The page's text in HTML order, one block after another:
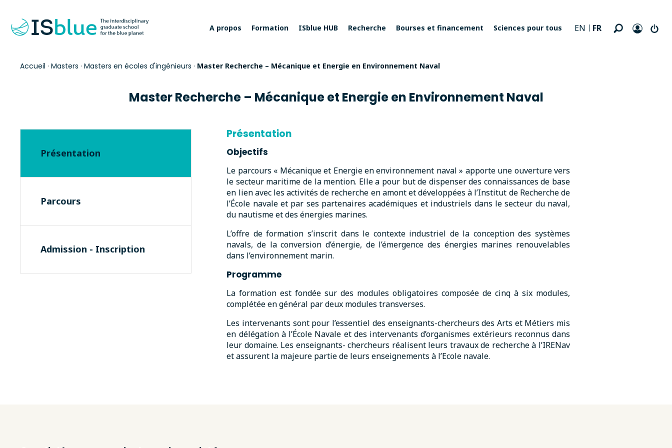
A propos Formation ISblue HUB Recherche Bourses et financement Sciences pour tous EN FR
Accueil · Masters · Masters en écoles d'ingénieurs · Master Recherche – Mécanique et Energie en Environnement Naval
Master Recherche – Mécanique et Energie en Environnement Naval
Présentation
Parcours
Admission - Inscription
Présentation
Objectifs
Le parcours « Mécanique et Energie en environnement naval » apporte une ouverture vers
le secteur maritime de la mention. Elle a pour but de dispenser des connaissances de base
en lien avec les activités de recherche en amont et développées à l’Institut de Recherche de
l’École navale et par ses partenaires académiques et industriels dans le secteur du naval,
du nautisme et des énergies marines.
L’offre de formation s’inscrit dans le contexte industriel de la conception des systèmes
navals, de la conversion d’énergie, de l’émergence des énergies marines renouvelables
dans l’environnement marin.
Programme
La formation est fondée sur des modules obligatoires composée de cinq à six modules,
complétée en général par deux modules transverses.
Les intervenants sont pour l’essentiel des enseignants-chercheurs des Arts et Métiers mis
en délégation à l’École Navale et des intervenants d’organismes extérieurs reconnus dans
leur domaine. Les enseignants- chercheurs réalisent leurs travaux de recherche à l’IRENav
et assurent la majeure partie de leurs enseignements à l’Ecole navale.